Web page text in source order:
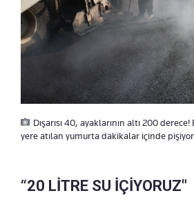
Dışarısı 40, ayaklarının altı 200
yere atılan yumurta dakikalar içinde pişiyor
“20 LİTRE SU İÇİYORUZ"